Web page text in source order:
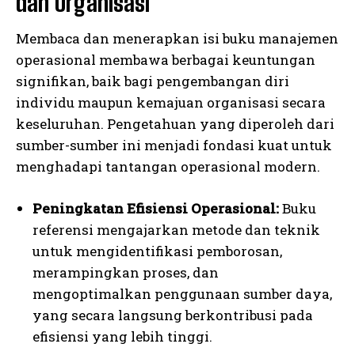
Membaca dan menerapkan isi buku manajemen
operasional membawa berbagai keuntungan
signifikan, baik bagi pengembangan diri
individu maupun kemajuan organisasi secara
keseluruhan. Pengetahuan yang diperoleh dari
sumber-sumber ini menjadi fondasi kuat untuk
menghadapi tantangan operasional modern.
Peningkatan Efisiensi Operasional:Buku
referensi mengajarkan metode dan teknik
untuk mengidentifikasi pemborosan,
merampingkan proses, dan
mengoptimalkan penggunaan sumber daya,
yang secara langsung berkontribusi pada
efisiensi yang lebih tinggi.